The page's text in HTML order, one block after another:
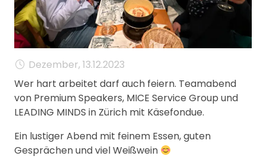
MANAGEMENT
FAQ
Dezember, 13.12.2023
Wer hart arbeitet darf auch feiern. Teamabend
von Premium Speakers, MICE Service Group und
LEADING MINDS in Zürich mit Käsefondue.
Ein lustiger Abend mit feinem Essen, guten
Gesprächen und viel Weißwein